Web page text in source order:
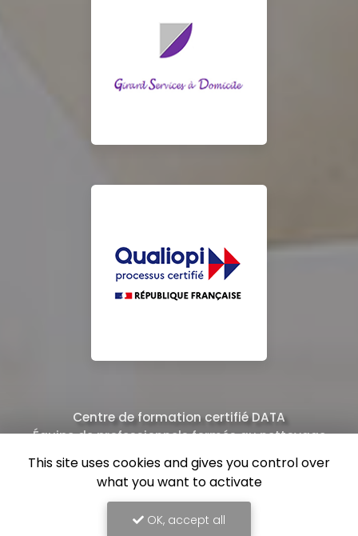
Centre de formation certifié DATA
Équipe de professionnels formés au nettoyage
This site uses cookies and gives you control over
what you want to activate
OK, accept all